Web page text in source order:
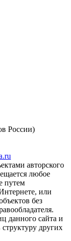
России)
авторского
любое
путем
или
без
данного сайта и
других